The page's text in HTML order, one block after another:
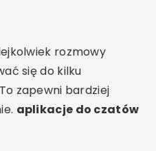
rozmowy
się do kilku
zapewni bardziej
aplikacje do czatów